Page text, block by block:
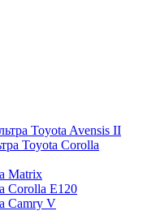
Toyota Avensis II
Toyota Corolla
Matrix
Corolla E120
Camry V